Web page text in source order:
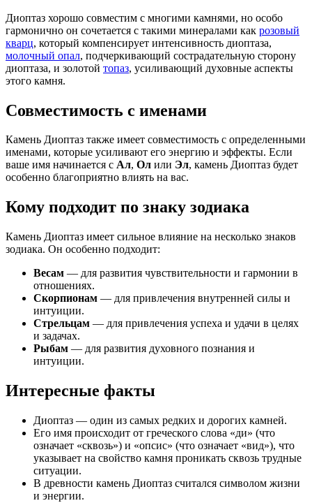
Диоптаз хорошо совместим с многими камнями, но особо
гармонично он сочетается с такими минералами как розовый
кварц, который компенсирует интенсивность диоптаза,
молочный опал, подчеркивающий сострадательную сторону
диоптаза, и золотой топаз, усиливающий духовные аспекты
этого камня.
Совместимость с именами
Камень Диоптаз также имеет совместимость с определенными
именами, которые усиливают его энергию и эффекты. Если
ваше имя начинается с Ал, Ол или Эл, камень Диоптаз будет
особенно благоприятно влиять на вас.
Кому подходит по знаку зодиака
Камень Диоптаз имеет сильное влияние на несколько знаков
зодиака. Он особенно подходит:
Весам — для развития чувствительности и гармонии в
отношениях.
Скорпионам — для привлечения внутренней силы и
интуиции.
Стрельцам — для привлечения успеха и удачи в целях
и задачах.
Рыбам — для развития духовного познания и
интуиции.
Интересные факты
Диоптаз — один из самых редких и дорогих камней.
Его имя происходит от греческого слова «ди» (что
означает «сквозь») и «опсис» (что означает «вид»), что
указывает на свойство камня проникать сквозь трудные
ситуации.
В древности камень Диоптаз считался символом жизни
и энергии.